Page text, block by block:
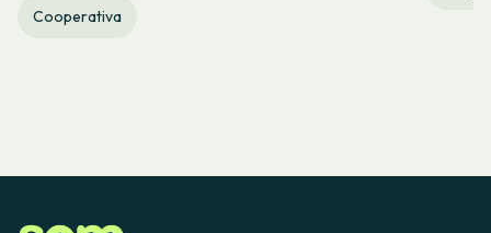
Cooperativa